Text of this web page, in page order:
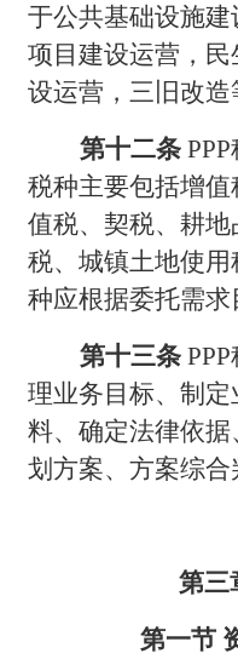
于公共基础设施
项目建设运营，
设运营，三旧改造
第十二条
税种主要包括增
值税、契税、耕
税、城镇土地使
种应根据委托需求
第十三条PPP
理业务目标、制
料、确定法律依
划方案、方案综合
第三
第一节